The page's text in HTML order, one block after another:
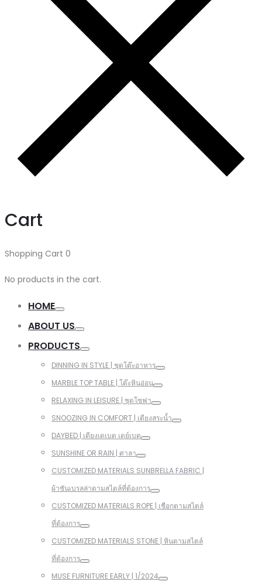
Cart
Shopping Cart 0
No products in the cart.
HOME
ABOUT US
PRODUCTS
DINNING IN STYLE | ชุดโต๊ะอาหาร
MARBLE TOP TABLE | โต๊ะหินอ่อน
RELAXING IN LEISURE | ชุดโซฟา
SNOOZING IN COMFORT | เตียงสระน้ำ
DAYBED | เตียงเดเบด เดย์เบด
SUNSHINE OR RAIN | ศาลา
CUSTOMIZED MATERIALS SUNBRELLA FABRIC |
ผ้าซันเบรลล่าตามสไตล์ที่ต้องการ
CUSTOMIZED MATERIALS ROPE | เชือกตามสไตล์
ที่ต้องการ
CUSTOMIZED MATERIALS STONE | หินตามสไตล์
ที่ต้องการ
MUSE FURNITURE EARLY | 1/2024